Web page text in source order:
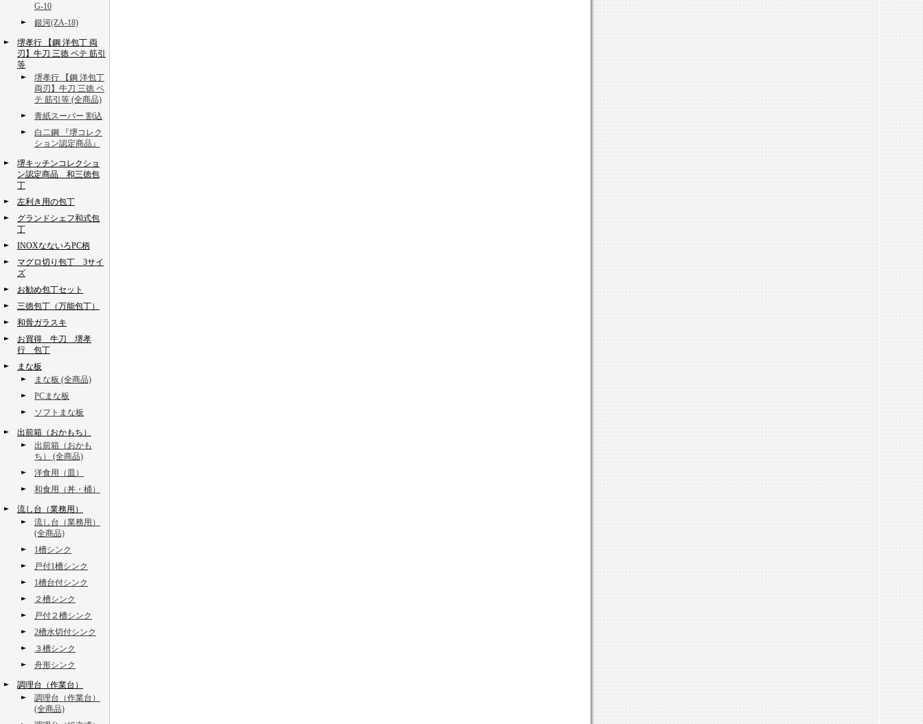
G-10
銀河(ZA-18)
堺孝行 【鋼 洋包丁 両
刃】牛刀 三徳 ペテ 筋引
等
堺孝行 【鋼 洋包丁
両刃】牛刀 三徳 ペ
テ 筋引等 (全商品)
青紙スーパー 割込
白二鋼 『堺コレク
ション認定商品』
堺キッチンコレクショ
ン認定商品 和三徳包
丁
左利き用の包丁
グランドシェフ和式包
丁
INOXなないろPC柄
マグロ切り包丁 3サイ
ズ
お勧め包丁セット
三徳包丁（万能包丁）
和骨ガラスキ
お買得 牛刀 堺孝
行 包丁
まな板
まな板 (全商品)
PCまな板
ソフトまな板
出前箱（おかもち）
出前箱（おかも
ち） (全商品)
洋食用（皿）
和食用（丼・桶）
流し台（業務用）
流し台（業務用）
(全商品)
1槽シンク
戸付1槽シンク
1槽台付シンク
２槽シンク
戸付２槽シンク
2槽水切付シンク
３槽シンク
舟形シンク
調理台（作業台）
調理台（作業台）
(全商品)